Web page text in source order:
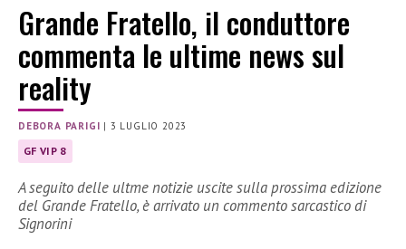
Grande Fratello, il conduttore
commenta le ultime news sul
reality
DEBORA PARIGI | 3 LUGLIO 2023
GF VIP 8
A seguito delle ultme notizie uscite sulla prossima edizione
del Grande Fratello, è arrivato un commento sarcastico di
Signorini